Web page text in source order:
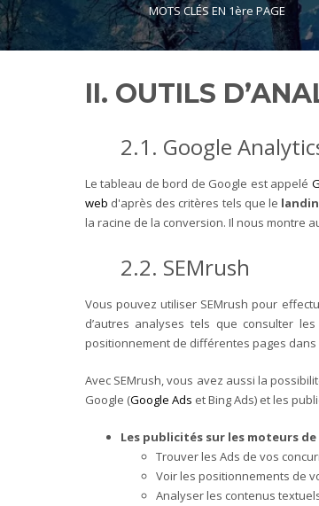
MOTS CLÉS EN 1ère PAGE
II. OUTILS
2.1. Google
Le tableau de bord de Google est appelé
web d'après des critères tels que le
la racine de la conversion. Il nous montre
2.2. SEMrush
Vous pouvez utiliser SEMrush pour
d’autres analyses tels que consulter
positionnement de différentes pages dans
Avec SEMrush, vous avez aussi la
Google (Google Ads et Bing Ads) et les
Les publicités sur les moteurs
Trouver les Ads de vos
Voir les positionnements de
Analyser les contenus